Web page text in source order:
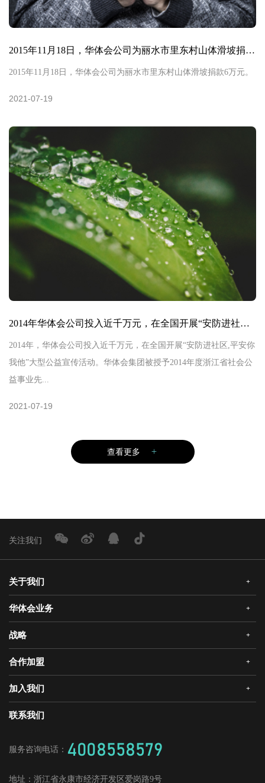
2015年11月18日，华体会公司为丽水市里东村山体滑坡捐款6
2015年11月18日，华体会公司为丽水市里东村山体滑坡捐款6万元。
2021-07-19
2014年华体会公司投入近千万元，在全国开展“安防进社区,
2014年，华体会公司投入近千万元，在全国开展“安防进社区,平安你
我他”大型公益宣传活动。华体会集团被授予2014年度浙江省社会公
益事业先...
2021-07-19
查看更多
关注我们
关于我们 +
公司简介
企业文化
荣誉资质
发展历程
领导关怀
媒体中心
华体会业务 +
华体会安全门
华体会真AI锁
华体会静音木门
华体会机器人安全门
爱感真全屋智能家居
战略 +
三大智能
研发创新
战略合作
合作加盟 +
经销合作
华体会招商
加入我们 +
人才理念
校园招聘
联系我们
服务咨询电话： 4008558579
地址： 浙江省永康市经济开发区爱岗路9号